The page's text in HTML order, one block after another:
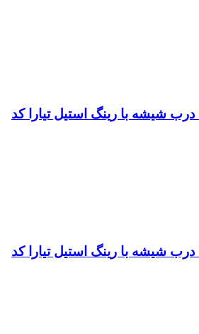
دو دسته درب شیشه با رینگ استیل تیارا کد
دو دسته درب شیشه با رینگ استیل تیارا کد